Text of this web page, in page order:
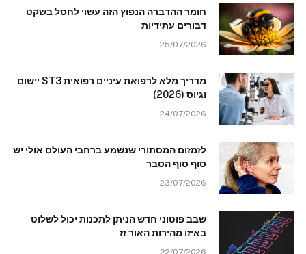
חומר ההדברה הנפוץ הזה עשוי לחסל בשקט
דבורים עתידיות
25/07/2026
מדריך מלא לרפואת עיניים רפואית ST3 יישום
וגיוס (2026)
24/07/2026
לזמזום המסתורי שנשמע ברחבי העולם אולי יש
סוף סוף הסבר
23/07/2026
שבב פוטוני חדש הניתן לתכנות יכול לשלוט
באיזו מהירות האור זז
22/07/2026